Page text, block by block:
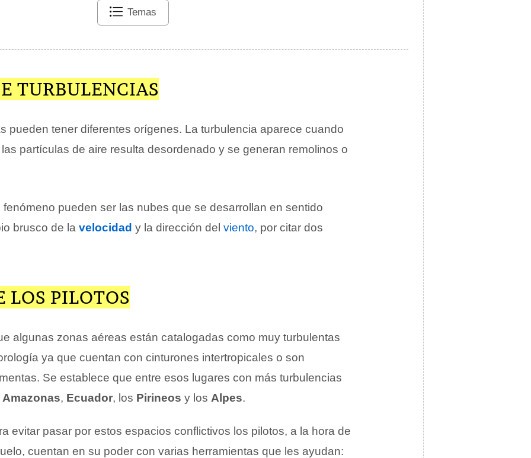
Temas
TURBULENCIAS
pueden tener diferentes orígenes. La turbulencia aparece cuando
partículas de aire resulta desordenado y se generan remolinos o
pueden ser las nubes que se desarrollan en sentido
brusco de la velocidad y la dirección del viento, por citar dos
LOS PILOTOS
algunas zonas aéreas están catalogadas como muy turbulentas
ya que cuentan con cinturones intertropicales o son
Se establece que entre esos lugares con más turbulencias
Amazonas, Ecuador, los Pirineos y los Alpes.
evitar pasar por estos espacios conflictivos los pilotos, a la hora de
cuentan en su poder con varias herramientas que les ayudan: